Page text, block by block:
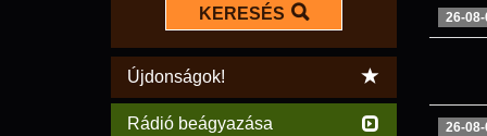
KERESÉS
Újdonságok!
Rádió beágyazása
26-
26-